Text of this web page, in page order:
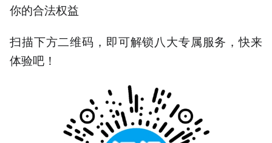
你的合法权益
扫描下方二维码，即可解锁八大专属服务，快来
体验吧！